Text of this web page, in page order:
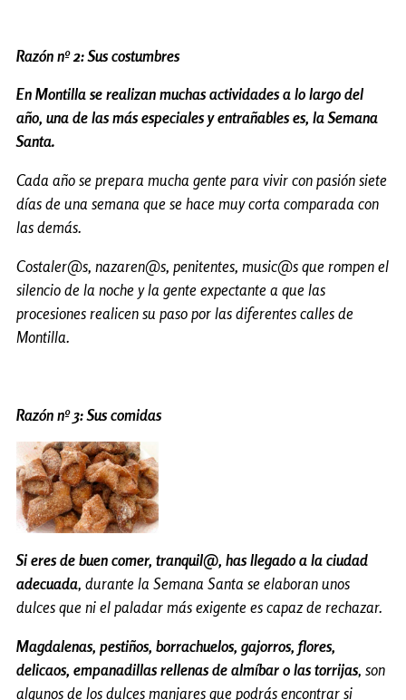
Razón nº 2: Sus costumbres
En Montilla se realizan muchas actividades a lo largo del
año, una de las más especiales y entrañables es, la Semana
Santa.
Cada año se prepara mucha gente para vivir con pasión siete
días de una semana que se hace muy corta comparada con
las demás.
Costaler@s, nazaren@s, penitentes, music@s que rompen el
silencio de la noche y la gente expectante a que las
procesiones realicen su paso por las diferentes calles de
Montilla.
Razón nº 3: Sus comidas
Si eres de buen comer, tranquil@, has llegado a la ciudad
adecuada, durante la Semana Santa se elaboran unos
dulces que ni el paladar más exigente es capaz de rechazar.
Magdalenas, pestiños, borrachuelos, gajorros, flores,
delicaos, empanadillas rellenas de almíbar o las torrijas, son
algunos de los dulces manjares que podrás encontrar si